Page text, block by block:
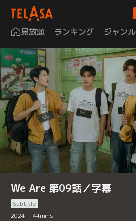
見放題 ランキング ジャンル
We Are 第09話／字幕
Subtitle
2024
44mins